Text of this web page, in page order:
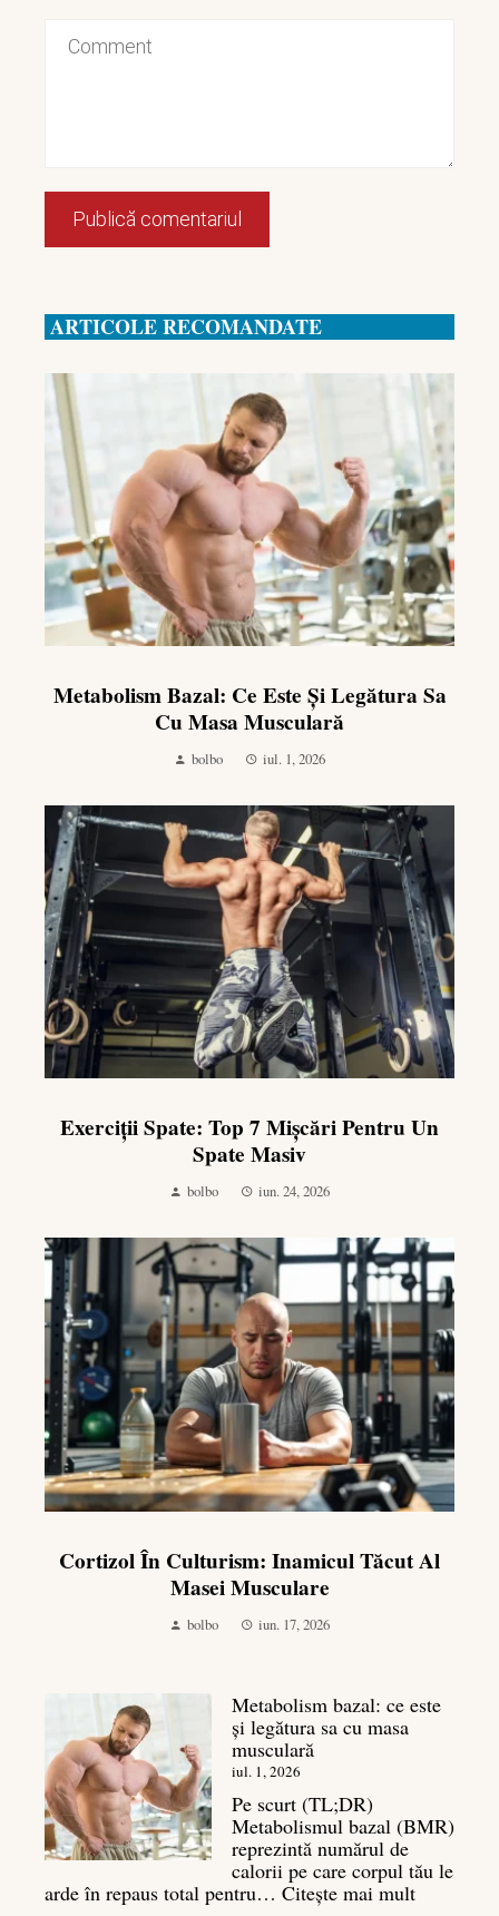
ARTICOLE RECOMANDATE
Metabolism Bazal: Ce Este Și Legătura Sa
Cu Masa Musculară
bolbo iul. 1, 2026
Exerciții Spate: Top 7 Mișcări Pentru Un
Spate Masiv
bolbo iun. 24, 2026
Cortizol În Culturism: Inamicul Tăcut Al
Masei Musculare
bolbo iun. 17, 2026
Metabolism bazal: ce este
și legătura sa cu masa
musculară
iul. 1, 2026
Pe scurt (TL;DR)
Metabolismul bazal (BMR)
reprezintă numărul de
calorii pe care corpul tău le
arde în repaus total pentru… Citește mai mult: